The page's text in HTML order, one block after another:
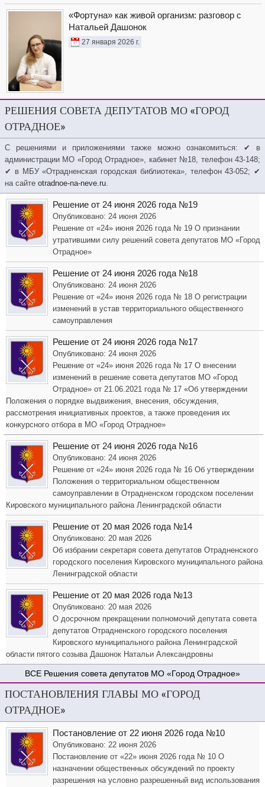
«Фортуна» как живой организм: разговор с
Натальей Дашонок
27 января 2026 г.
РЕШЕНИЯ СОВЕТА ДЕПУТАТОВ МО «ГОРОД
ОТРАДНОЕ»
С решениями и приложениями также можно ознакомиться: ✔ в
администрации МО «Город Отрадное», кабинет №18, телефон 43-148;
✔ в МБУ «Отрадненская городская библиотека», телефон 43-052; ✔
на сайте otradnoe-na-neve.ru.
Решение от 24 июня 2026 года №19
Опубликовано: 24 июня 2026
Решение от «24» июня 2026 года № 19 О признании
утратившими силу решений совета депутатов МО «Город
Отрадное»
Решение от 24 июня 2026 года №18
Опубликовано: 24 июня 2026
Решение от «24» июня 2026 года № 18 О регистрации
изменений в устав территориального общественного
самоуправления
Решение от 24 июня 2026 года №17
Опубликовано: 24 июня 2026
Решение от «24» июня 2026 года № 17 О внесении
изменений в решение совета депутатов МО «Город
Отрадное» от 21.06.2021 года № 17 «Об утверждении
Положения о порядке выдвижения, внесения, обсуждения,
рассмотрения инициативных проектов, а также проведения их
конкурсного отбора в МО «Город Отрадное»
Решение от 24 июня 2026 года №16
Опубликовано: 24 июня 2026
Решение от «24» июня 2026 года № 16 Об утверждении
Положения о территориальном общественном
самоуправлении в Отрадненском городском поселении
Кировского муниципального района Ленинградской области
Решение от 20 мая 2026 года №14
Опубликовано: 20 мая 2026
Об избрании секретаря совета депутатов Отрадненского
городского поселения Кировского муниципального района
Ленинградской области
Решение от 20 мая 2026 года №13
Опубликовано: 20 мая 2026
О досрочном прекращении полномочий депутата совета
депутатов Отрадненского городского поселения
Кировского муниципального района Ленинградской
области пятого созыва Дашонок Натальи Александровны
Решения совета депутатов МО «Город Отрадное»
ПОСТАНОВЛЕНИЯ ГЛАВЫ МО «ГОРОД
ОТРАДНОЕ»
Постановление от 22 июня 2026 года №10
Опубликовано: 22 июня 2026
Постановление от «22» июня 2026 года № 10 О
назначении общественных обсуждений по проекту
разрешения на условно разрешенный вид использования